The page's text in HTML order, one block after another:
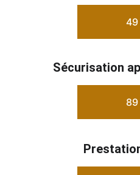
49
Sécurisation